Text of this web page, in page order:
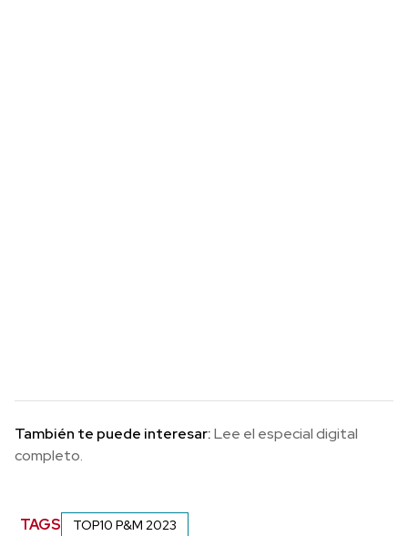
También te puede interesar:Lee el especial digital
completo.
TAGS TOP10 P&M 2023